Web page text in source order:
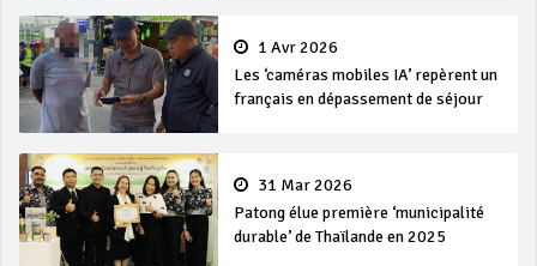
1 Avr 2026
Les ‘caméras mobiles IA’ repèrent un
français en dépassement de séjour
31 Mar 2026
Patong élue première ‘municipalité
durable’ de Thaïlande en 2025